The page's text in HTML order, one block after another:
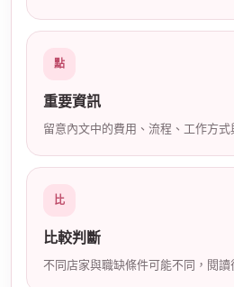
點
重要資訊
留意內文中的費用、流程、工作方式
比
比較判斷
不同店家與職缺條件可能不同，閱讀